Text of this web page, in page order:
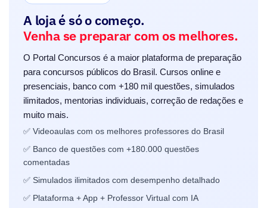
A loja é só o começo.
Venha se preparar com os melhores.
O Portal Concursos é a maior plataforma de preparação
para concursos públicos do Brasil. Cursos online e
presenciais, banco com +180 mil questões, simulados
ilimitados, mentorias individuais, correção de redações e
muito mais.
✅ Videoaulas com os melhores professores do Brasil
✅ Banco de questões com +180.000 questões
comentadas
✅ Simulados ilimitados com desempenho detalhado
✅ Plataforma + App + Professor Virtual com IA